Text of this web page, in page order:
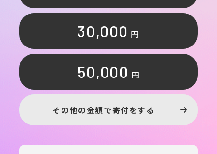
30,000 円
50,000 円
その他の金額で寄付をする